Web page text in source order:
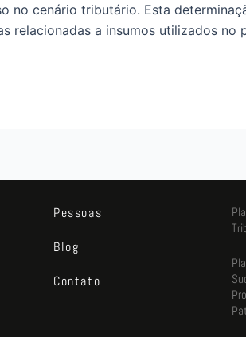
no cenário tributário. Esta
relacionadas a insumos utilizados no
Pessoas
Blog
Contato